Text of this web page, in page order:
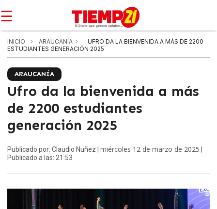
☰
INICIO ARAUCANÍA
UFRO DA LA BIENVENIDA A MÁS DE 2200
ESTUDIANTES GENERACIÓN 2025
ARAUCANÍA
Ufro da la bienvenida a más
de 2200 estudiantes
generación 2025
Publicado por: Claudio Nuñez | miércoles 12 de marzo de 2025
Publicado a las: 21:53